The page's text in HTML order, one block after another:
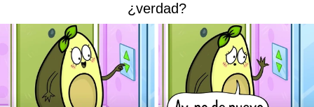
¿verdad?